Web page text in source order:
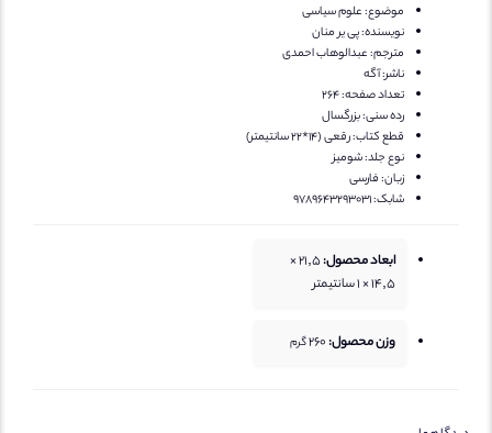
موضوع:علوم سیاسی
نویسنده:پی یر منان
مترجم:عبدالوهاب احمدی
ناشر: آگه
تعداد صفحه:264
رده سنی:بزرگسال
قطع کتاب:رقعی (14*22 سانتیمتر)
نوع جلد:شومیز
زبان: فارسی
شابک:9789643293031
ابعاد محصول:
21,5 ×
14,5 × 1 سانتیمتر
وزن محصول:260 گرم